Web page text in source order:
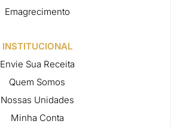
Emagrecimento
INSTITUCIONAL
Envie Sua Receita
Quem Somos
Nossas Unidades
Minha Conta